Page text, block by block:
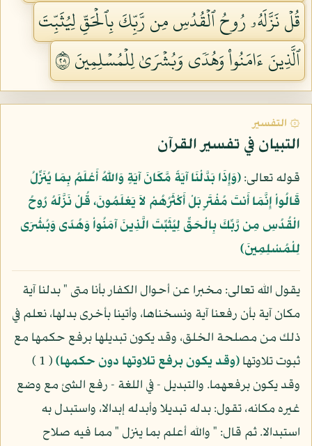
قُلۡ نَزَّلَهُۥ رُوحُ ٱلۡقُدُسِ مِن رَّبِّكَ بِٱلۡحَقِّ لِيُثَبِّتَ
ٱلَّذِينَ ءَامَنُواْ وَهُدٗى وَبُشۡرَىٰ لِلۡمُسۡلِمِينَ ١٠٢
۞ التفسير
التبيان في تفسير القرآن
قوله تعالى:﴿وَإِذَا بَدَّلْنَا آيَةً مَّكَانَ آيَةٍ وَاللّهُ أَعْلَمُ بِمَا يُنَزِّلُ
قَالُواْ إِنَّمَا أَنتَ مُفْتَرٍ بَلْ أَكْثَرُهُمْ لاَ يَعْلَمُونَ، قُلْ نَزَّلَهُ رُوحُ
الْقُدُسِ مِن رَّبِّكَ بِالْحَقِّ لِيُثَبِّتَ الَّذِينَ آمَنُواْ وَهُدًى وَبُشْرَى
لِلْمُسْلِمِينَ﴾
يقول الله تعالى: مخبرا عن أحوال الكفار بأنا متى " بدلنا آية
مكان آية بأن رفعنا آية ونسخناها، وأتينا بأخرى بدلها، نعلم في
ذلك من مصلحة الخلق، وقد يكون تبديلها برفع حكمها مع
ثبوت تلاوتها(وقد يكون برفع تلاوتها دون حكمها)
( 1 )
وقد يكون برفعهما. والتبديل - في اللغة - رفع الشئ مع وضع
غيره مكانه، تقول: بدله تبديلا وأبدله إبدالا، واستبدل به
استبدالا. ثم قال: " والله أعلم بما ينزل " مما فيه صلاح